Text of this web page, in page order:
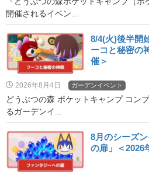
開催されるイベン...
8/4(火)後半開
ーコと秘密の
催＞
2026年8月4日 ガーデンイベント
どうぶつの森 ポケットキャンプ コン
るガーデンイ...
8月のシーズ
の扉」＜2026